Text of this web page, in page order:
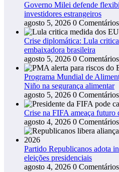
Governo Milei defende
investidores estrangeiros
agosto 5, 2026 0 Comentários
Crise diplomática: Lula
embaixadora brasileira
agosto 5, 2026 0 Comentários
Programa Mundial de
Niño na segurança alimentar
agosto 5, 2026 0 Comentários
Crise na FIFA ameaça futuro
agosto 4, 2026 0 Comentários
Partido Republicanos adota
eleições presidenciais
agosto 4, 2026 0 Comentários